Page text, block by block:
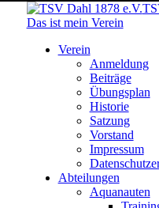
Das ist mein Verein
Verein
Anmeldung
Beiträge
Übungsplan
Historie
Satzung
Vorstand
Impressum
Abteilungen
Aquanauten